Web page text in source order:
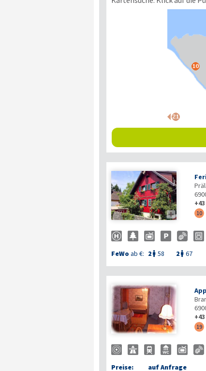
 10
FeWo ab €: 2  58 2  67
19
Preise: auf Anfrage